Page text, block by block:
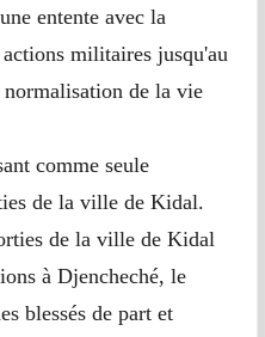
entente avec la
militaires jusqu'au
de la vie
comme seule
de la ville de Kidal.
de la ville de Kidal
à Djencheché, le
blessés de part et